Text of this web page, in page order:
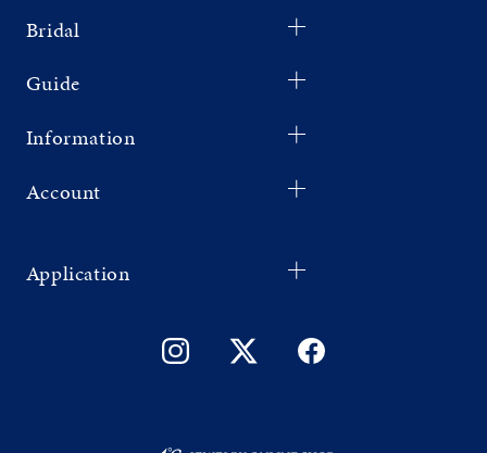
Bridal
Guide
Information
Account
Application